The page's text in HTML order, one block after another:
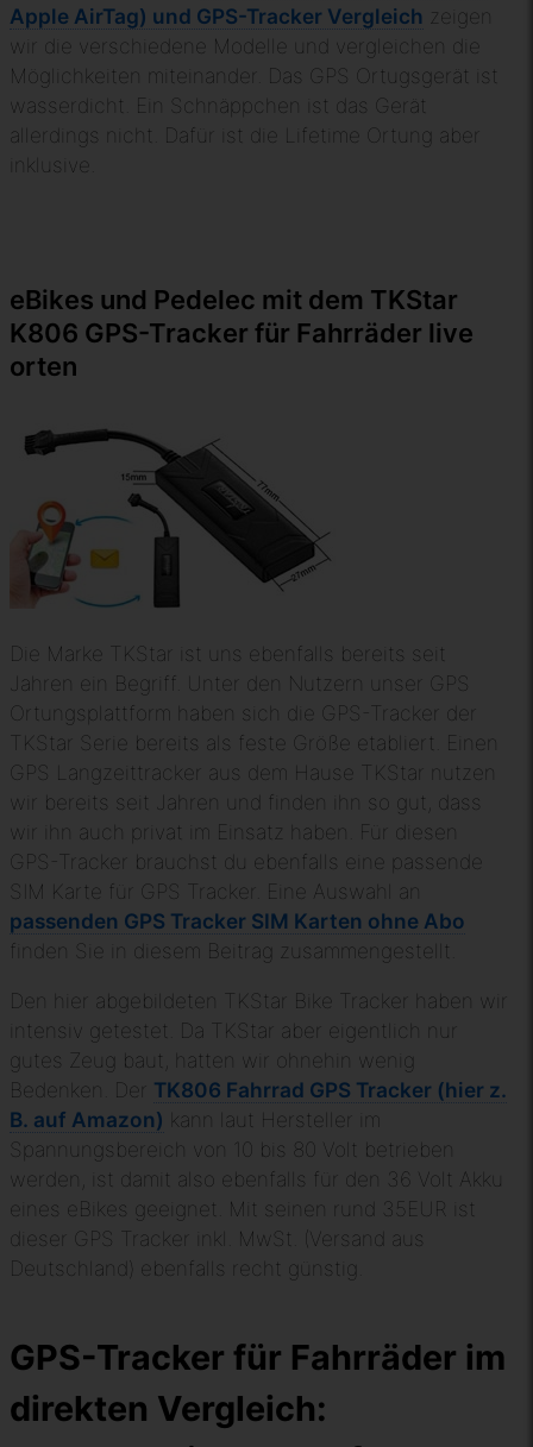
Apple AirTag) und GPS-Tracker Vergleich zeigen
wir die verschiedene Modelle und vergleichen die
Möglichkeiten miteinander. Das GPS Ortugsgerät ist
wasserdicht. Ein Schnäppchen ist das Gerät
allerdings nicht. Dafür ist die Lifetime Ortung aber
inklusive.
eBikes und Pedelec mit dem TKStar
K806 GPS-Tracker für Fahrräder live
orten
Die Marke TKStar ist uns ebenfalls bereits seit
Jahren ein Begriff. Unter den Nutzern unser GPS
Ortungsplattform haben sich die GPS-Tracker der
TKStar Serie bereits als feste Größe etabliert. Einen
GPS Langzeittracker aus dem Hause TKStar nutzen
wir bereits seit Jahren und finden ihn so gut, dass
wir ihn auch privat im Einsatz haben. Für diesen
GPS-Tracker brauchst du ebenfalls eine passende
SIM Karte für GPS Tracker. Eine Auswahl an
passenden GPS Tracker SIM Karten ohne Abo
finden Sie in diesem Beitrag zusammengestellt.
Den hier abgebildeten TKStar Bike Tracker haben wir
intensiv getestet. Da TKStar aber eigentlich nur
gutes Zeug baut, hatten wir ohnehin wenig
Bedenken. Der TK806 Fahrrad GPS Tracker (hier z.
B. auf Amazon) kann laut Hersteller im
Spannungsbereich von 10 bis 80 Volt betrieben
werden, ist damit also ebenfalls für den 36 Volt Akku
eines eBikes geeignet. Mit seinen rund 35EUR ist
dieser GPS Tracker inkl. MwSt. (Versand aus
Deutschland) ebenfalls recht günstig.
GPS-Tracker für Fahrräder im
direkten Vergleich: